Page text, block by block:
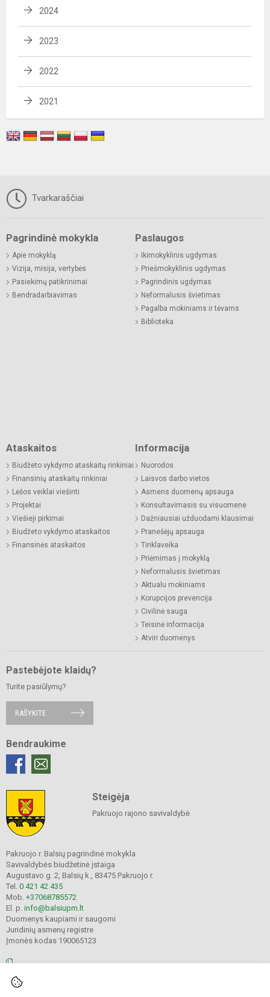
2024
2023
2022
2021
Tvarkaraščiai
Pagrindinė mokykla
Apie mokyklą
Vizija, misija, vertybės
Pasiekimų patikrinimai
Bendradarbiavimas
Paslaugos
Ikimokyklinis ugdymas
Priešmokyklinis ugdymas
Pagrindinis ugdymas
Neformalusis švietimas
Pagalba mokiniams ir tėvams
Biblioteka
Ataskaitos
Biudžeto vykdymo ataskaitų rinkiniai
Finansinių ataskaitų rinkiniai
Lėšos veiklai viešinti
Projektai
Viešieji pirkimai
Biudžeto vykdymo ataskaitos
Finansinės ataskaitos
Informacija
Nuorodos
Laisvos darbo vietos
Asmens duomenų apsauga
Konsultavimasis su visuomene
Dažniausiai užduodami klausimai
Pranešėjų apsauga
Tinklaveika
Priėmimas į mokyklą
Neformalusis švietimas
Aktualu mokiniams
Korupcijos prevencija
Civilinė sauga
Teisinė informacija
Atviri duomenys
Pastebėjote klaidų?
Turite pasiūlymų?
RAŠYKITE
Bendraukime
Steigėja
Pakruojo rajono savivaldybė
Pakruojo r. Balsių pagrindinė mokykla
Savivaldybės biudžetinė įstaiga
Augustavo g. 2, Balsių k., 83475 Pakruojo r.
Tel. 0 421 42 435
Mob. +37068785572
El. p. info@balsiupm.lt
Duomenys kaupiami ir saugomi
Juridinių asmenų registre
Įmonės kodas 190065123